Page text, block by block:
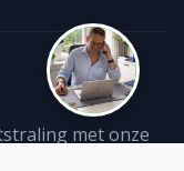
met onze